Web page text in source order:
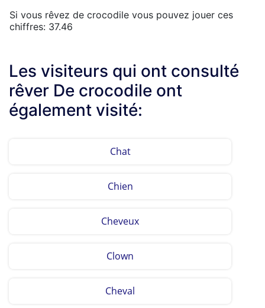
Si vous rêvez de crocodile vous pouvez jouer ces
chiffres: 37.46
Les visiteurs qui ont consulté
rêver De crocodile ont
également visité:
Chat
Chien
Cheveux
Clown
Cheval